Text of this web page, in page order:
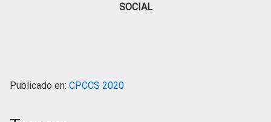
SOCIAL
Publicado en: CPCCS 2020